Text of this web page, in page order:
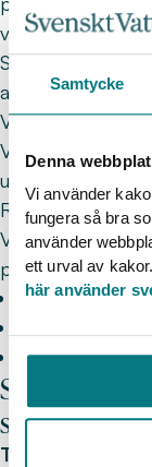
Samtycke
Denna
Vi använder
fungera så bra
använder
ett urval av
här använder
vattnet?
Svenskt Vatten
VA-sektorn.
Vatten
utredningar som
Riksrevisionens
Vakin pratar om
panelen deltar
Pär Dalhielm,
Peder Björk,
Seminarium
samhälle?
Torsdag 26